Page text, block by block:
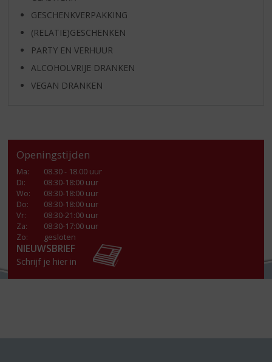
GESCHENKVERPAKKING
(RELATIE)GESCHENKEN
PARTY EN VERHUUR
ALCOHOLVRIJE DRANKEN
VEGAN DRANKEN
Openingstijden
Ma:
08.30 - 18.00 uur
Di:
08:30-18:00 uur
Wo:
08:30-18:00 uur
Do:
08:30-18:00 uur
Vr:
08:30-21:00 uur
Za:
08:30-17:00 uur
Zo:
gesloten
NIEUWSBRIEF
Schrijf je hier in